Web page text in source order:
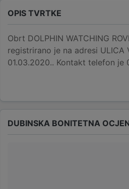
OPIS TVRTKE
Obrt DOLPHIN WATCHING
registrirano je na adresi ULICA
01.03.2020.. Kontakt telefon
DUBINSKA BONITETNA